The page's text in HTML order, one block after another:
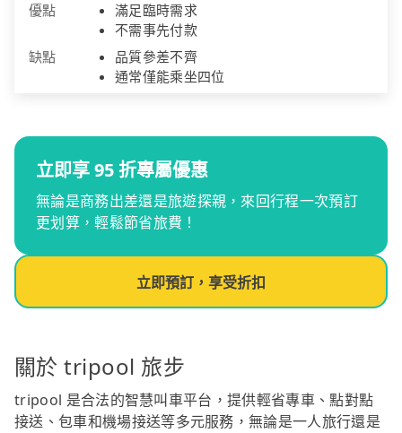
優點
滿足臨時需求
不需事先付款
缺點
品質參差不齊
通常僅能乘坐四位
立即享 95 折專屬優惠
無論是商務出差還是旅遊探親，來回行程一次預訂
更划算，輕鬆節省旅費！
立即預訂，享受折扣
關於 tripool 旅步
tripool 是合法的智慧叫車平台，提供輕省專車、點對點
接送、包車和機場接送等多元服務，無論是一人旅行還是